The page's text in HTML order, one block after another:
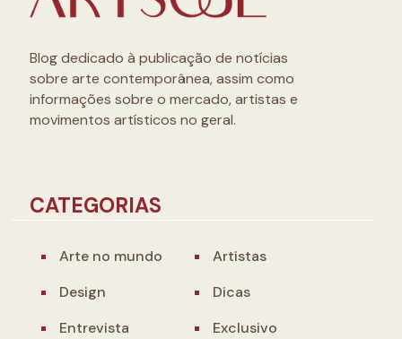
Blog dedicado à publicação de notícias
sobre arte contemporânea, assim como
informações sobre o mercado, artistas e
movimentos artísticos no geral.
CATEGORIAS
Arte no mundo
Artistas
Design
Dicas
Entrevista
Exclusivo